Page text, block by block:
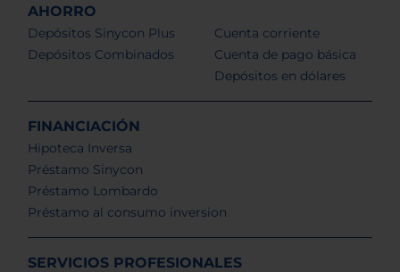
AHORRO
Depósitos Sinycon Plus
Depósitos Combinados
Cuenta corriente
Cuenta de pago básica
Depósitos en dólares
FINANCIACIÓN
Hipoteca Inversa
Préstamo Sinycon
Préstamo Lombardo
Préstamo al consumo inversion
SERVICIOS PROFESIONALES